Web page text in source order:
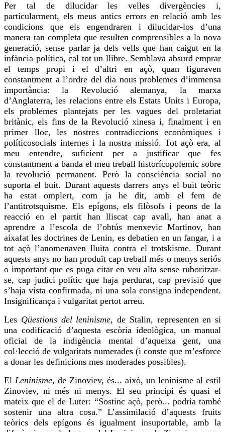
Per tal de dilucidar les velles divergències i,
particularment, els meus antics errors en relació amb les
condicions que els engendraren i dilucidar-los d’una
manera tan completa que resulten comprensibles a la nova
generació, sense parlar ja dels vells que han caigut en la
infància política, cal tot un llibre. Semblava absurd emprar
el temps propi i el d’altri en açò, quan figuraven
constantment a l’ordre del dia nous problemes d’immensa
importància: la Revolució alemanya, la marxa
d’Anglaterra, les relacions entre els Estats Units i Europa,
els problemes plantejats per lesvagues del proletariat
britànic, els fins de la Revolució xinesa i, finalment i en
primer lloc, les nostres contradiccions econòmiques i
políticosocials internes i la nostra missió. Tot açò era, al
meu entendre, suficient per a justificar que fes
constantment a banda el meu treball historícopolemic sobre
la revolució permanent. Però la consciència social no
suporta el buit. Durant aquests darrers anys el buit teòric
ha estat omplert, com ja he dit, amb el fem de
l’antitrotsquisme. Els epígons, els filòsofs i peons de la
reacció en el partit han lliscat cap avall,han anata
aprendre a l’escola de l’obtús menxevic Martinov, han
aixafat les doctrines de Lenin, es debatien en un fangar, i a
tot açò l’anomenaven lluita contra eltrotskisme. Durant
aquests anys no han produït cap treball més o menys seriós
o important que es puga citar en veu alta sense ruboritzar-
se, cap judici polític que haja perdurat, cap previsió que
s’haja vista confirmada, ni una sola consigna independent.
Insignificança i vulgaritat pertot arreu.
Les Qüestions del leninisme, de Stalin, representen en si
una codificació d’aquesta escòria ideològica, un manual
oficial de la indigència mental d’aqueixa gent, una
col·lecció de vulgaritats numerades (i conste que m’esforce
a donar les definicions mes moderades possibles).
El Leninisme, de Zinoviev, és... això, un leninisme al estil
Zinoviev, ni més ni menys. El seu principi és quasi el
mateix que el de Luter: “Sostinc açò, però... podria també
sostenir una altra cosa.” L’assimilació d’aquests fruits
teòrics dels epígons és igualment insuportable, amb la